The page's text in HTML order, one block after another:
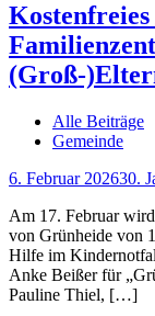
(Groß-
Alle Beiträge
Gemeinde
6. Februar 202630.
Am 17. Februar
von Grünheide von
Hilfe im
Anke Beißer für
Pauline Thiel, […]